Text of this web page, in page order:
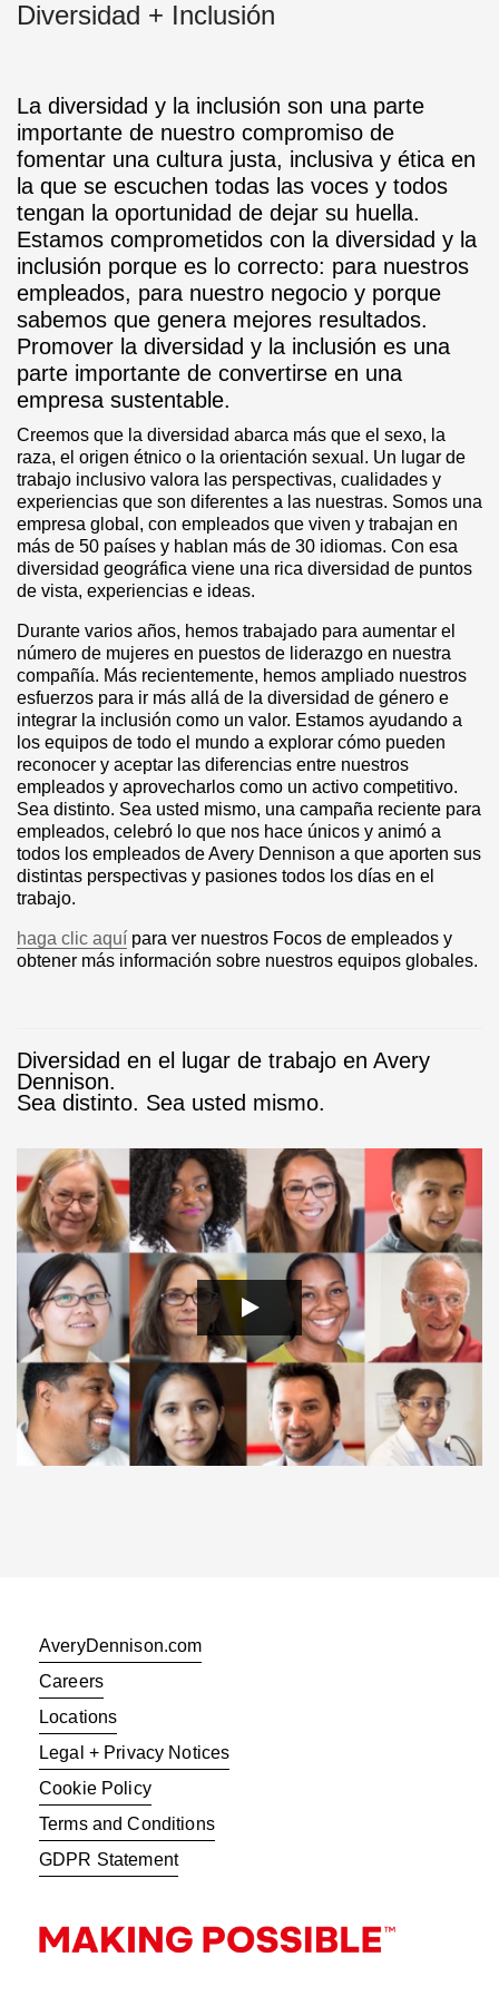
Diversidad + Inclusión
La diversidad y la inclusión son una parte
importante de nuestro compromiso de
fomentar una cultura justa, inclusiva y ética en
la que se escuchen todas las voces y todos
tengan la oportunidad de dejar su huella.
Estamos comprometidos con la diversidad y la
inclusión porque es lo correcto: para nuestros
empleados, para nuestro negocio y porque
sabemos que genera mejores resultados.
Promover la diversidad y la inclusión es una
parte importante de convertirse en una
empresa sustentable.
Creemos que la diversidad abarca más que el sexo, la
raza, el origen étnico o la orientación sexual. Un lugar de
trabajo inclusivo valora las perspectivas, cualidades y
experiencias que son diferentes a las nuestras. Somos una
empresa global, con empleados que viven y trabajan en
más de 50 países y hablan más de 30 idiomas. Con esa
diversidad geográfica viene una rica diversidad de puntos
de vista, experiencias e ideas.
Durante varios años, hemos trabajado para aumentar el
número de mujeres en puestos de liderazgo en nuestra
compañía. Más recientemente, hemos ampliado nuestros
esfuerzos para ir más allá de la diversidad de género e
integrar la inclusión como un valor. Estamos ayudando a
los equipos de todo el mundo a explorar cómo pueden
reconocer y aceptar las diferencias entre nuestros
empleados y aprovecharlos como un activo competitivo.
Sea distinto. Sea usted mismo, una campaña reciente para
empleados, celebró lo que nos hace únicos y animó a
todos los empleados de Avery Dennison a que aporten sus
distintas perspectivas y pasiones todos los días en el
trabajo.
haga clic aquí para ver nuestros Focos de empleados y
obtener más información sobre nuestros equipos globales.
Diversidad en el lugar de trabajo en Avery
Dennison.
Sea distinto. Sea usted mismo.
AveryDennison.com
Careers
Locations
Legal + Privacy Notices
Cookie Policy
Terms and Conditions
GDPR Statement